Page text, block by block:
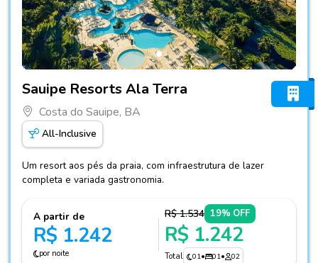
Sauipe Resorts Ala Terra
Costa do Sauipe, BA
All-Inclusive
Um resort aos pés da praia, com infraestrutura de lazer
completa e variada gastronomia.
A partir de
R$ 1.242
por noite
R$ 1.534 19% OFF
R$ 1.242
Total 01• 01• 02